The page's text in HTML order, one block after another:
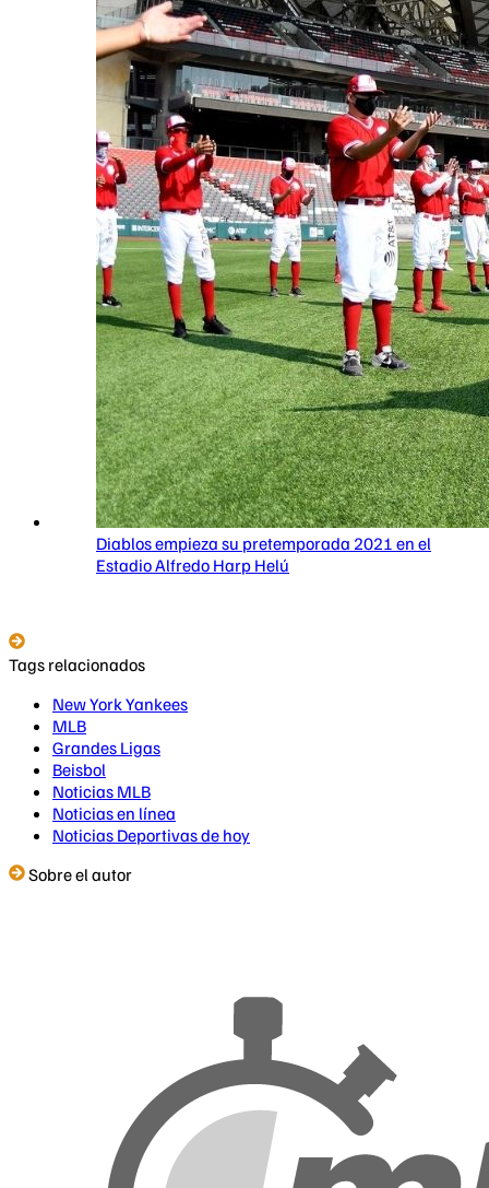
Diablos empieza su pretemporada 2021 en el
Estadio Alfredo Harp Helú
Tags relacionados
New York Yankees
MLB
Grandes Ligas
Beisbol
Noticias MLB
Noticias en línea
Noticias Deportivas de hoy
Sobre el autor